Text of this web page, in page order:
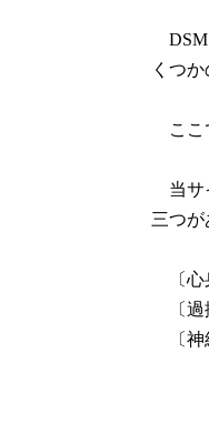
DSM
くつ
ここ
当サ
三つが
〔心
〔過
〔神